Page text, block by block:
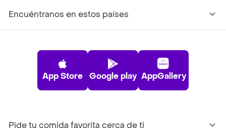
Encuéntranos en estos países
App Store Google play AppGallery
Pide tu comida favorita cerca de ti